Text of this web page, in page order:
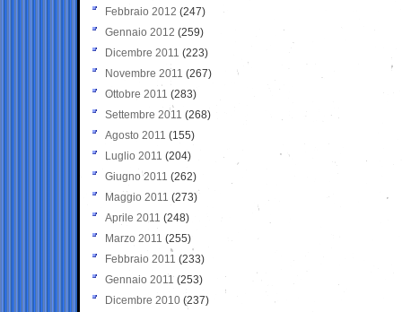
Febbraio 2012 (247)
Gennaio 2012 (259)
Dicembre 2011 (223)
Novembre 2011 (267)
Ottobre 2011 (283)
Settembre 2011 (268)
Agosto 2011 (155)
Luglio 2011 (204)
Giugno 2011 (262)
Maggio 2011 (273)
Aprile 2011 (248)
Marzo 2011 (255)
Febbraio 2011 (233)
Gennaio 2011 (253)
Dicembre 2010 (237)